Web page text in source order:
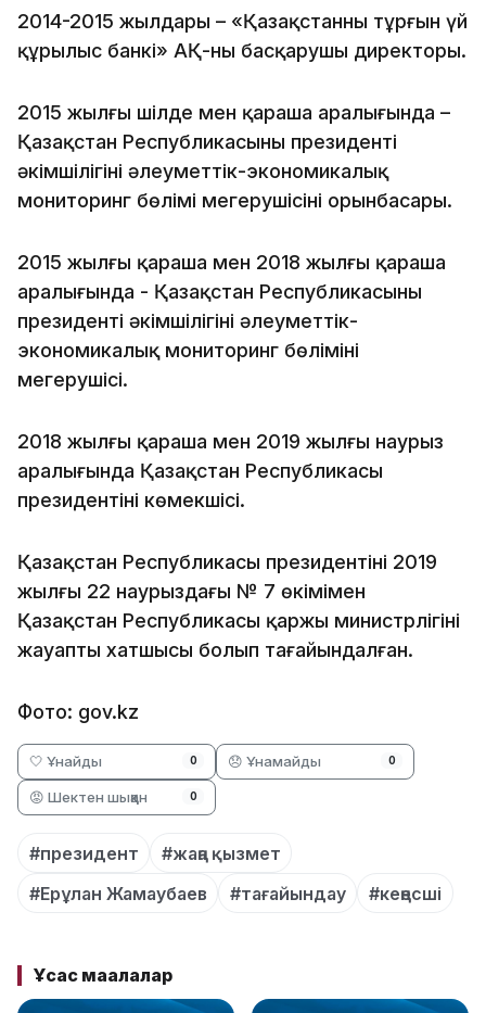
2014-2015 жылдары – «Қазақстанның тұрғын үй
құрылыс банкі» АҚ-ның басқарушы директоры.
2015 жылғы шілде мен қараша аралығында –
Қазақстан Республикасының президенті
әкімшілігінің әлеуметтік-экономикалық
мониторинг бөлімі меңгерушісінің орынбасары.
2015 жылғы қараша мен 2018 жылғы қараша
аралығында - Қазақстан Республикасының
президенті әкімшілігінің әлеуметтік-
экономикалық мониторинг бөлімінің
меңгерушісі.
2018 жылғы қараша мен 2019 жылғы наурыз
аралығында Қазақстан Республикасы
президентінің көмекшісі.
Қазақстан Республикасы президентінің 2019
жылғы 22 наурыздағы № 7 өкімімен
Қазақстан Республикасы қаржы министрлігінің
жауапты хатшысы болып тағайындалған.
Фото: gov.kz
🤍 Ұнайды 0 😞 Ұнамайды 0
😡 Шектен шыққан 0
#президент
#жаңа қызмет
#Ерұлан Жамаубаев
#тағайындау #кеңесші
Ұқсас мақалалар